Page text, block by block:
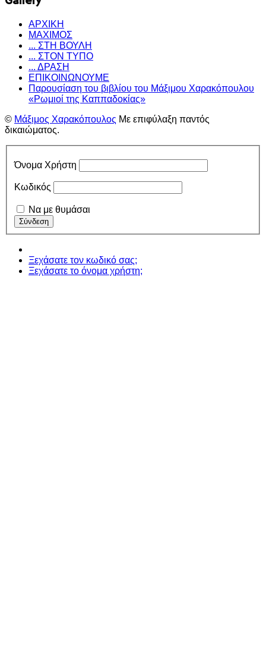
ΑΡΧΙΚΗ
ΜΑΧΙΜΟΣ
... ΣΤΗ ΒΟΥΛΗ
... ΣΤΟΝ ΤΥΠΟ
... ΔΡΑΣΗ
ΕΠΙΚΟΙΝΩΝΟΥΜΕ
Παρουσίαση του βιβλίου του Μάξιμου Χαρακόπουλου
«Ρωμιοί της Καππαδοκίας»
© Μάξιμος Χαρακόπουλος Με επιφύλαξη παντός
δικαιώματος.
Όνομα Χρήστη
Κωδικός
Να με θυμάσαι
Ξεχάσατε τον κωδικό σας;
Ξεχάσατε το όνομα χρήστη;